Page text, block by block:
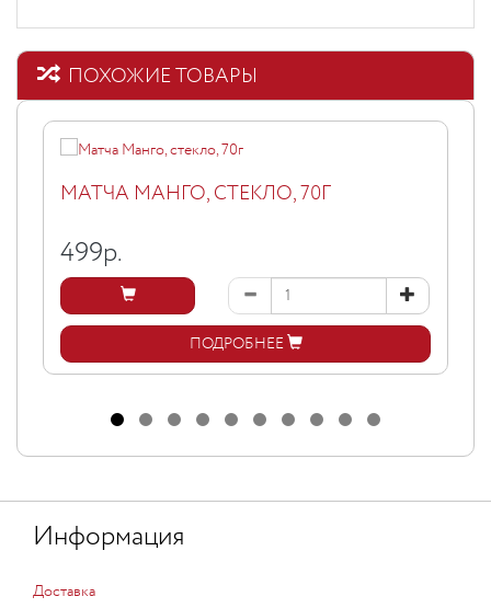
ПОХОЖИЕ ТОВАРЫ
МАТЧА МАНГО, СТЕКЛО, 70Г
499р.
ПОДРОБНЕЕ
Информация
Доставка